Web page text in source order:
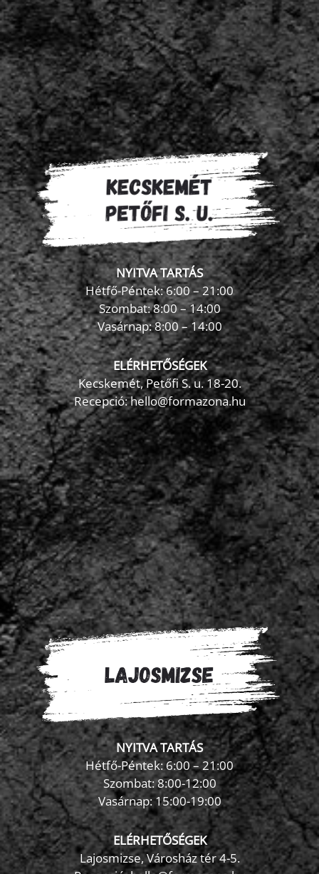
NYITVA TARTÁS
Hétfő-Péntek: 6:00 – 21:00
Szombat: 8:00 – 14:00
Vasárnap: 8:00 – 14:00
ELÉRHETŐSÉGEK
Kecskemét, Petőfi S. u. 18-20.
Recepció: hello@formazona.hu
NYITVA TARTÁS
Hétfő-Péntek: 6:00 – 21:00
Szombat: 8:00-12:00
Vasárnap: 15:00-19:00
ELÉRHETŐSÉGEK
Lajosmizse, Városház tér 4-5.
FormaZona chatbot ×